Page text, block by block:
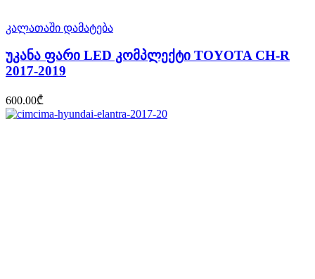
კალათაში დამატება
უკანა ფარი LED კომპლექტი TOYOTA CH-R
2017-2019
600.00₾